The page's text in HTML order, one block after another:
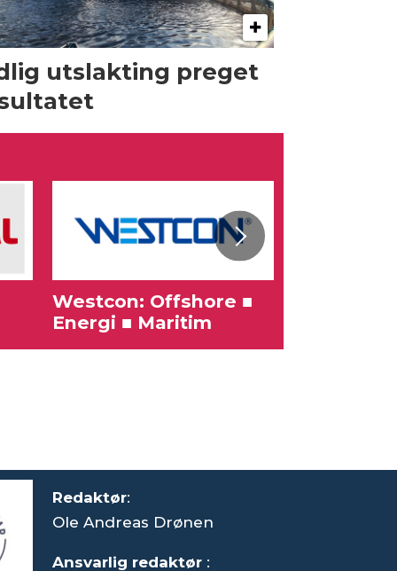
utslakting preget
Westcon: Offshore ■
Energi ■ Maritim
Redaktør:
Ole Andreas Drønen
Ansvarlig redaktør :